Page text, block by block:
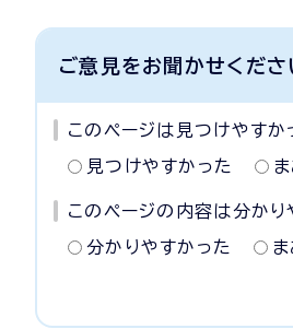
ご意見をお聞かせくださ
このページは見つけやすか
見つけやすかった
このページの内容は分かり
分かりやすかった